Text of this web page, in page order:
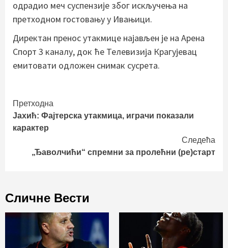
одрадио меч суспензије због искључења на
претходном гостовању у Ивањици.
Директан пренос утакмице најављен је на Арена
Спорт 3 каналу, док ће Телевизија Крагујевац
емитовати одложен снимак сусрета.
Continue
Reading
Претходна
Јахић: Фајтерска утакмица, играчи показали
карактер
Следећа
„Ђаволчићи“ спремни за пролећни (ре)старт
Сличне Вести